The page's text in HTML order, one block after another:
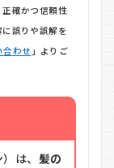
正確かつ信頼性
誤りや誤解を
合わせ 」よりご
は、 髪の